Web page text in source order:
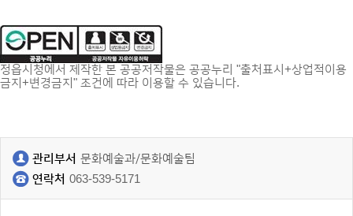
정읍시청에서 제작한 본 공공저작물은 공공누리 "출처표시+상업적이용
금지+변경금지" 조건에 따라 이용할 수 있습니다.
관리부서 문화예술과/문화예술팀
연락처 063-539-5171